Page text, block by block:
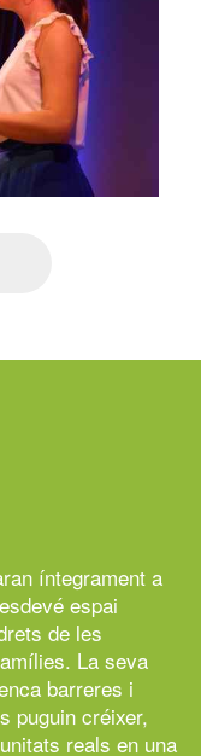
íntegrament a
espai
de les
La seva
barreres i
puguin créixer,
reals en una